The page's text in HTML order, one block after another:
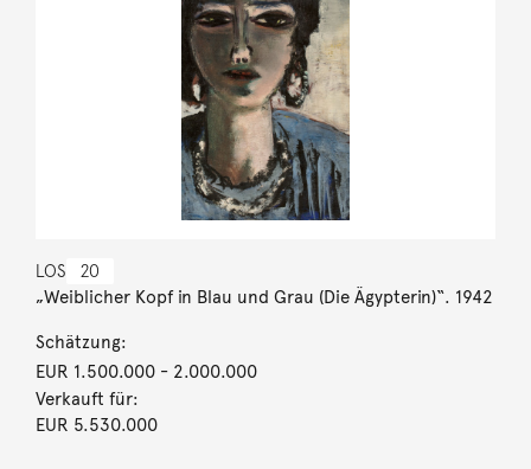
LOS 20
„Weiblicher Kopf in Blau und Grau (Die Ägypterin)“. 1942
Schätzung:
EUR 1.500.000- 2.000.000
Verkauft für:
EUR 5.530.000